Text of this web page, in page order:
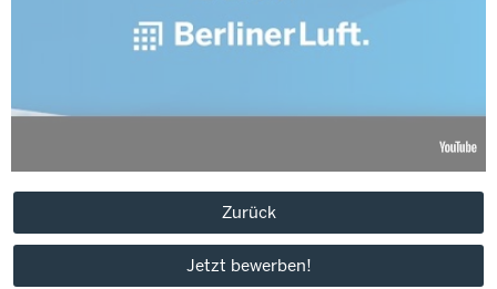
Zurück
Jetzt bewerben!